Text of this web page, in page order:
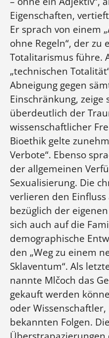
Eigenschaften,
Er sprach von einem
ohne Regeln“, der zu
Totalitarismus führe.
„technischen
Abneigung gegen
Einschränkung, zeige
überdeutlich der
wissenschaftlicher
Bioethik gelte
Verbote“. Ebenso
der allgemeinen
Sexualisierung. Die
verlieren den
bezüglich der
sich auch auf die
demographische
den „Weg zu einem
Sklaventum“. Als
nannte Mlčoch das
gekauft werden
oder
bekannten Folgen.